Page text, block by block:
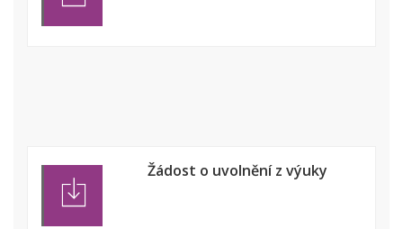
Žádost o uvolnění z výuky